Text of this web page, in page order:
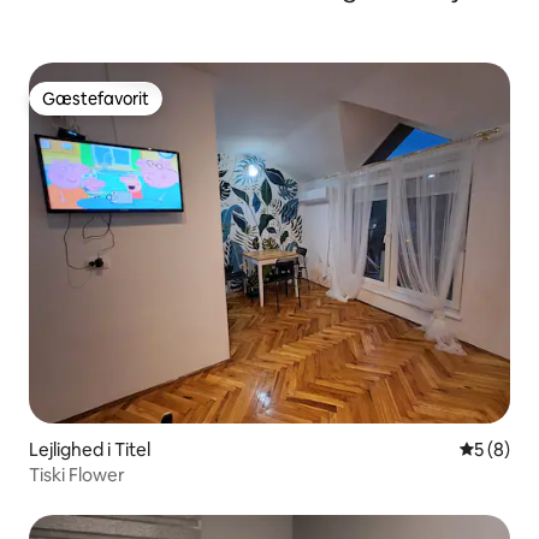
Gæstefavorit
Gæstefavorit
Lejlighed i Titel 5 ud af 5
5 (8)
Tiski Flower